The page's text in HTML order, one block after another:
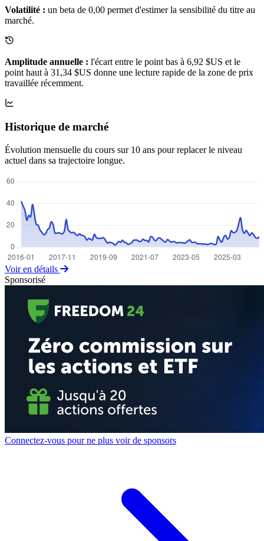
Volatilité : un beta de 0,00 permet d'estimer la sensibilité du titre au
marché.
Amplitude annuelle : l'écart entre le point bas à 6,92 $US et le
point haut à 31,34 $US donne une lecture rapide de la zone de prix
travaillée récemment.
Historique de marché
Évolution mensuelle du cours sur 10 ans pour replacer le niveau
actuel dans sa trajectoire longue.
Voir en détails
Sponsorisé
Connectez-vous pour ne plus voir de sponsors